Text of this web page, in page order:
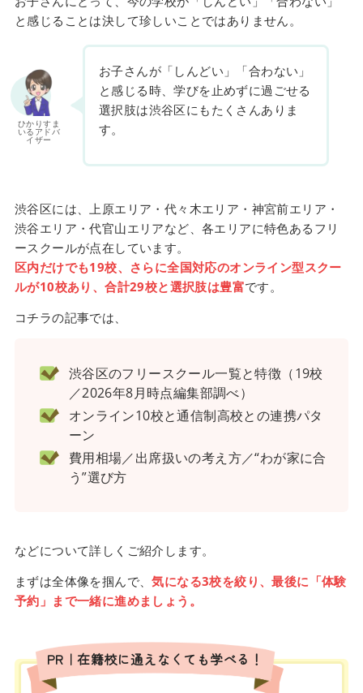
と感じることは決して珍しいことではありません。
ひかりすま
いるアドバ
イザー
お子さんが「しんどい」「合わない」
と感じる時、学びを止めずに過ごせる
選択肢は渋谷区にもたくさんありま
す。
渋谷区には、上原エリア・代々木エリア・神宮前エリア・
渋谷エリア・代官山エリアなど、各エリアに特色あるフリ
ースクールが点在しています。
区内だけでも19校、さらに全国対応のオンライン型スクー
ルが10校あり、合計29校と選択肢は豊富です。
コチラの記事では、
渋谷区のフリースクール一覧と特徴（19校
／2026年8月時点編集部調べ）
オンライン10校と通信制高校との連携パタ
ーン
費用相場／出席扱いの考え方／“わが家に合
う”選び方
などについて詳しくご紹介します。
まずは全体像を掴んで、気になる3校を絞り、最後に「体験
予約」まで一緒に進めましょう。
PR｜在籍校に通えなくても学べる！